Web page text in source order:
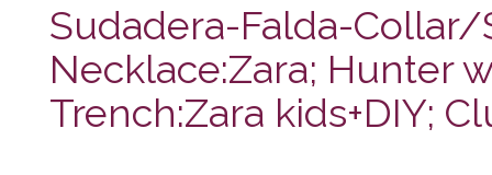
Sudadera-Falda-
Necklace:Zara; Hunter
Trench:Zara kids+DIY;